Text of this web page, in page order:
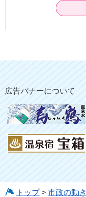
広告バナーについて
トップ> 市政の動き